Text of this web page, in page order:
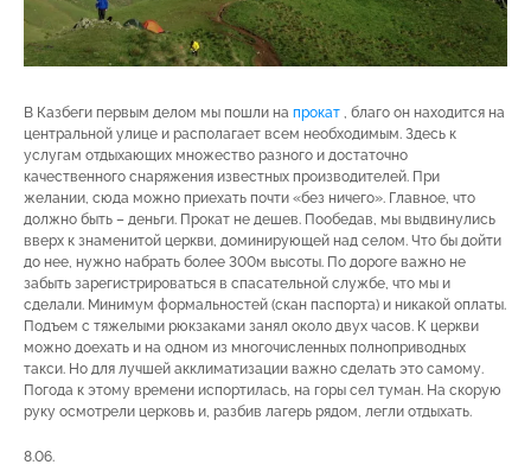
В Казбеги первым делом мы пошли на прокат , благо он находится на
центральной улице и располагает всем необходимым. Здесь к
услугам отдыхающих множество разного и достаточно
качественного снаряжения известных производителей. При
желании, сюда можно приехать почти «без ничего». Главное, что
должно быть – деньги. Прокат не дешев. Пообедав, мы выдвинулись
вверх к знаменитой церкви, доминирующей над селом. Что бы дойти
до нее, нужно набрать более 300м высоты. По дороге важно не
забыть зарегистрироваться в спасательной службе, что мы и
сделали. Минимум формальностей (скан паспорта) и никакой оплаты.
Подъем с тяжелыми рюкзаками занял около двух часов. К церкви
можно доехать и на одном из многочисленных полноприводных
такси. Но для лучшей акклиматизации важно сделать это самому.
Погода к этому времени испортилась, на горы сел туман. На скорую
руку осмотрели церковь и, разбив лагерь рядом, легли отдыхать.
8.06.